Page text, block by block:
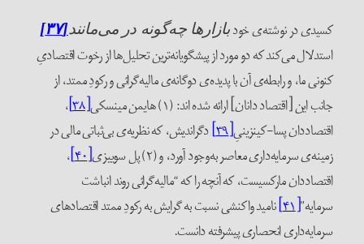
کسیدی در نوشته‌ی خودبازارها چه‌گونه در می‌مانند[۳۷]
استدلال می‌کند که دو مورد از پیشگویانه‌ترین تحلیل‌‌ها از رخوت اقتصادیِ
کنونی ما، و رابطه‌ی آن با پدیده‌ی‌ دوگانه‌ی مالیه‌گرائی و رکودِ ممتد، از
جانب این [اقتصاد دانان] ارائه شده اند: (۱) هایمن مینسکی
[۳۸]
،
اقتصاد‌دان پسا-کینزینیِ[۳۹]
دگراندیش، که نظریه‌ی بی‌ثباتی مالی در
زمینه‌ی سرمایه‌داری معاصر به‌وجود آورد، و (۲) پل سوییزی
[۴۰]
،
اقتصاددان مارکسیست، که آنچه را که “مالیه‌گرائی روند انباشت
سرمایه”[۴۱]
نامید واکنشی نسبت به گرایش به رکودِ ممتد اقتصادهای
سرمایه‌داری انحصاری پیشرفته دانست.